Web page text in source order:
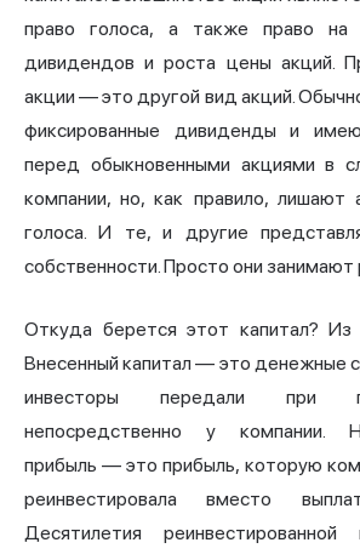
право голоса, а также право
дивидендов и роста цены акций.
акции — это другой вид акций.
фиксированные дивиденды и
перед обыкновенными акциями в
компании, но, как правило, лишают
голоса. И те, и другие
собственности. Просто они занимают
Откуда берется этот капитал? Из
Внесенный капитал — это денежные
инвесторы передали при
непосредственно у компании.
прибыль — это прибыль, которую
реинвестировала вместо
Десятилетия